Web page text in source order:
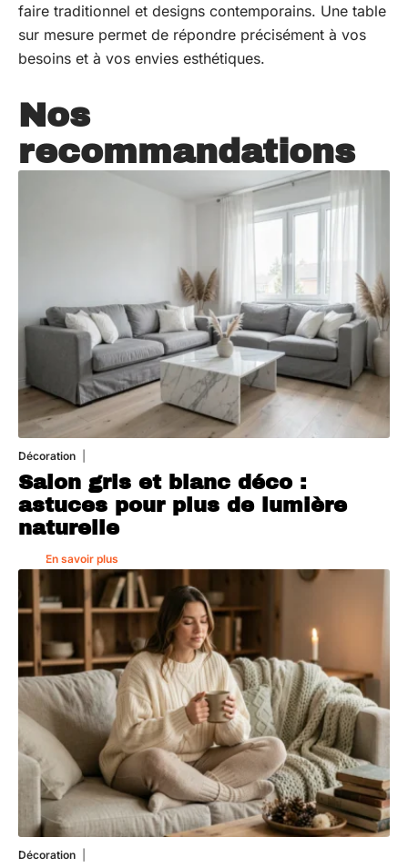
faire traditionnel et designs contemporains. Une table
sur mesure permet de répondre précisément à vos
besoins et à vos envies esthétiques.
Nos
recommandations
Décoration
Salon gris et blanc déco :
astuces pour plus de lumière
naturelle
En savoir plus
Décoration